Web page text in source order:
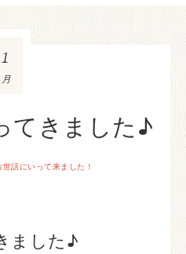
てきました♪
世話にいって来ました！
ました♪